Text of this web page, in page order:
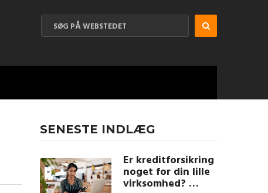
SENESTE INDLÆG
Er kreditforsikring
noget for din lille
virksomhed? …